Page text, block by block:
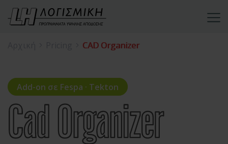
CAD Organizer
Add-on σε Fespa · Tekton